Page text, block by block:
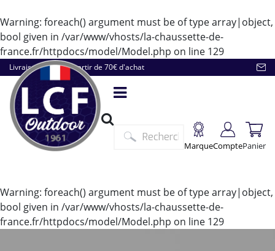
Warning: foreach() argument must be of type array|object,
bool given in /var/www/vhosts/la-chaussette-de-
france.fr/httpdocs/model/Model.php on line 129
Livraison offerte à partir de 70€ d'achat
MarqueComptePanier
Warning: foreach() argument must be of type array|object,
bool given in /var/www/vhosts/la-chaussette-de-
france.fr/httpdocs/model/Model.php on line 129